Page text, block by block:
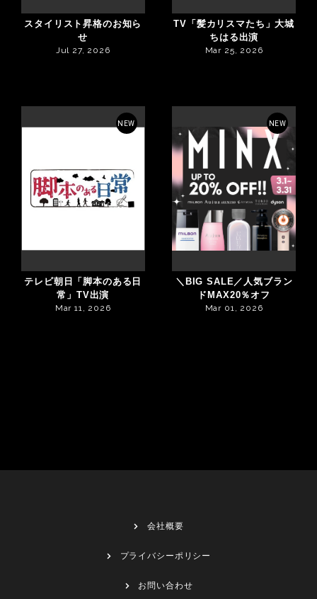
スタイリスト昇格のお知ら
せ
Jul 27, 2026
TV「髪カリスマたち」大城
ちはる出演
Mar 25, 2026
NEW
テレビ朝日「脚本のある日
常」TV出演
Mar 11, 2026
NEW
＼BIG SALE／人気ブラン
ドMAX20％オフ
Mar 01, 2026
会社概要
プライバシーポリシー
お問い合わせ